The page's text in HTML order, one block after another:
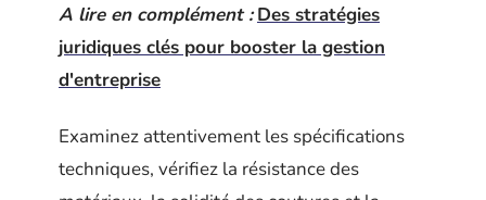
A lire en complément : Des stratégies
juridiques clés pour booster la gestion
d'entreprise
Examinez attentivement les spécifications
techniques, vérifiez la résistance des